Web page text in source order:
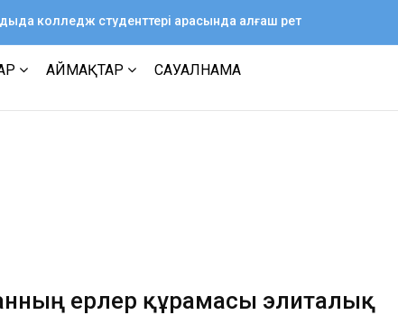
колледж студенттері арасында алғаш рет
АЙМАҚТАР САУАЛНАМА
ерлер құрамасы элиталық